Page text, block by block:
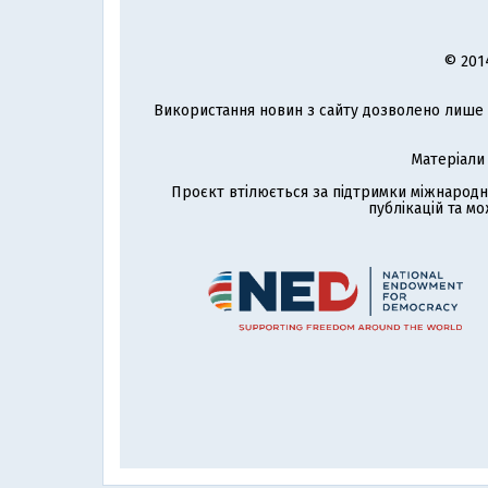
©
Використання новин з сайту дозволено
Проєкт втілюється за підтримки
публікацій та